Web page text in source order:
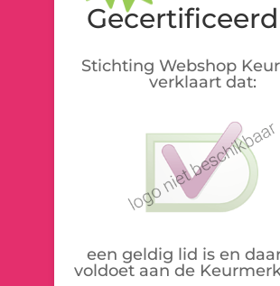
Stichting Webshop
verklaart dat:
een geldig lid is en
voldoet aan de